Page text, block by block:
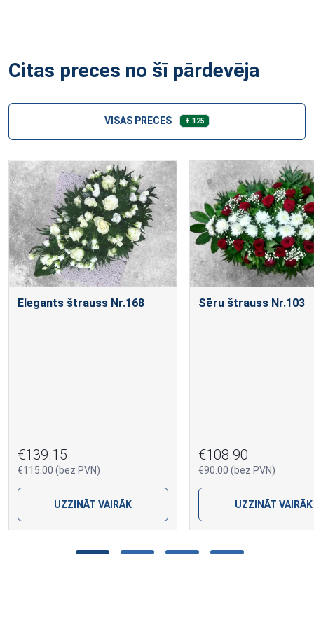
Citas preces no šī pārdevēja
VISAS PRECES + 125
Elegants štrauss Nr.168
€139.15
€115.00 (bez PVN)
UZZINĀT VAIRĀK
Sēru štrauss Nr.103
€108.90
€90.00 (bez PVN)
UZZINĀT VAIRĀK